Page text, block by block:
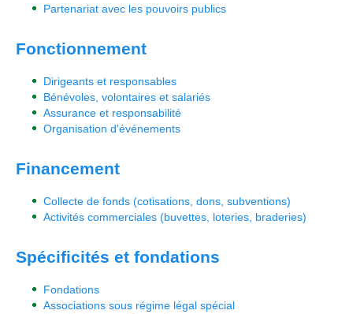
Partenariat avec les pouvoirs publics
Fonctionnement
Dirigeants et responsables
Bénévoles, volontaires et salariés
Assurance et responsabilité
Organisation d'événements
Financement
Collecte de fonds (cotisations, dons, subventions)
Activités commerciales (buvettes, loteries, braderies)
Spécificités et fondations
Fondations
Associations sous régime légal spécial